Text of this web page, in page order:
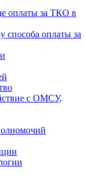
оплаты за ТКО в
способа оплаты за
с ОМСУ,